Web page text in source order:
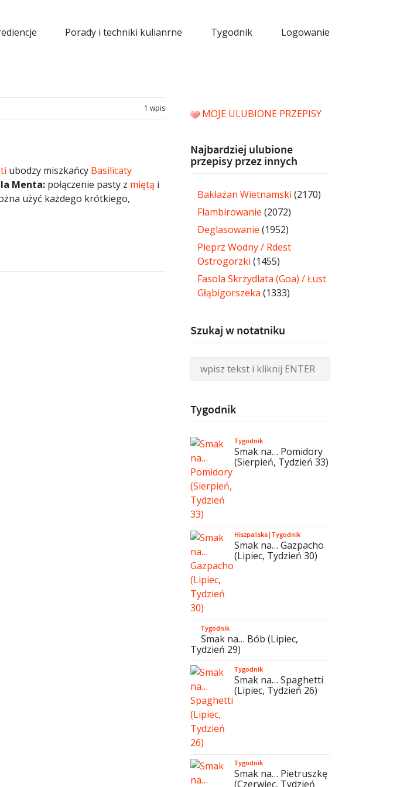
Porady i techniki kulianrne Tygodnik Logowanie
1 wpis
ubodzy miszkańcy Basilicaty
Menta: połączenie pasty z miętą i
użyć każdego krótkiego,
MOJE ULUBIONE PRZEPISY
Najbardziej ulubione
przepisy przez innych
Bakłażan Wietnamski (2170)
Flambirowanie (2072)
Deglasowanie (1952)
Pieprz Wodny / Rdest
Ostrogorzki (1455)
Fasola Skrzydlata (Goa) / Łust
Głąbigorszeka (1333)
Szukaj w notatniku
Tygodnik
Tygodnik
Smak na… Pomidory
(Sierpień, Tydzień 33)
Hiszpańska|Tygodnik
Smak na… Gazpacho
(Lipiec, Tydzień 30)
Tygodnik
Smak na… Bób (Lipiec,
Tydzień 29)
Tygodnik
Smak na… Spaghetti
(Lipiec, Tydzień 26)
Tygodnik
Smak na… Pietruszkę
(Czerwiec, Tydzień